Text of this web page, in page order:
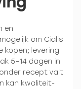
en
om Cialis
kopen; levering
5–14 dagen in
recept valt
kan kwaliteit-